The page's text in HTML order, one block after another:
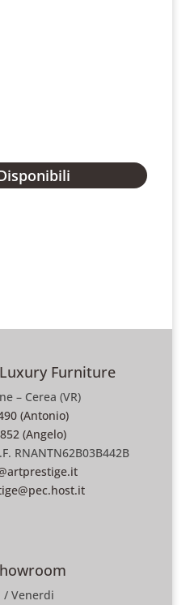
Furniture
– Cerea (VR)
(Antonio)
(Angelo)
RNANTN62B03B442B
/ Venerdi